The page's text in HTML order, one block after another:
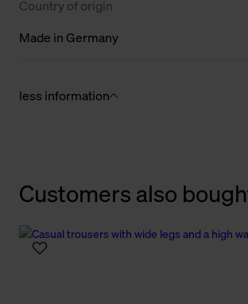
Country of origin
Made in Germany
less information
Customers also